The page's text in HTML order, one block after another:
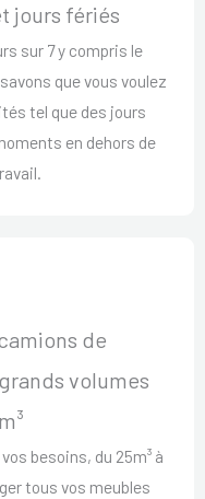
jours fériés
sur 7 y compris le
que vous voulez
tel que des jours
en dehors de
de
volumes
besoins, du 25m³ à
tous vos meubles